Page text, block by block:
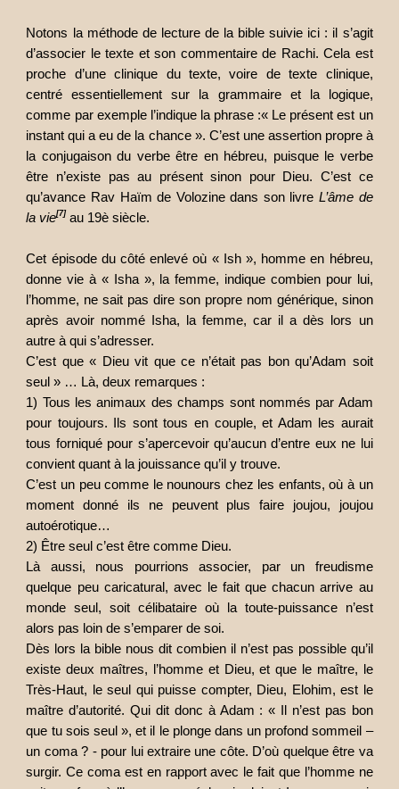
Notons la méthode de lecture de la bible suivie ici : il s’agit
d’associer le texte et son commentaire de Rachi. Cela est
proche d’une clinique du texte, voire de texte clinique,
centré essentiellement sur la grammaire et la logique,
comme par exemple l’indique la phrase :« Le présent est un
instant qui a eu de la chance ». C’est une assertion propre à
la conjugaison du verbe être en hébreu, puisque le verbe
être n’existe pas au présent sinon pour Dieu. C’est ce
qu’avance Rav Haïm de Volozine dans son livreL’âme de
la vie[7] au 19è siècle.
Cet épisode du côté enlevé où « Ish », homme en hébreu,
donne vie à « Isha », la femme, indique combien pour lui,
l’homme, ne sait pas dire son propre nom générique, sinon
après avoir nommé Isha, la femme, car il a dès lors un
autre à qui s’adresser.
C’est que « Dieu vit que ce n’était pas bon qu’Adam soit
seul » … Là, deux remarques :
1) Tous les animaux des champs sont nommés par Adam
pour toujours. Ils sont tous en couple, et Adam les aurait
tous forniqué pour s’apercevoir qu’aucun d’entre eux ne lui
convient quant à la jouissance qu’il y trouve.
C’est un peu comme le nounours chez les enfants, où à un
moment donné ils ne peuvent plus faire joujou, joujou
autoérotique…
2) Être seul c’est être comme Dieu.
Là aussi, nous pourrions associer, par un freudisme
quelque peu caricatural, avec le fait que chacun arrive au
monde seul, soit célibataire où la toute-puissance n’est
alors pas loin de s’emparer de soi.
Dès lors la bible nous dit combien il n’est pas possible qu’il
existe deux maîtres, l’homme et Dieu, et que le maître, le
Très-Haut, le seul qui puisse compter, Dieu, Elohim, est le
maître d’autorité. Qui dit donc à Adam : « Il n’est pas bon
que tu sois seul », et il le plonge dans un profond sommeil –
un coma ? - pour lui extraire une côte. D’où quelque être va
surgir. Ce coma est en rapport avec le fait que l’homme ne